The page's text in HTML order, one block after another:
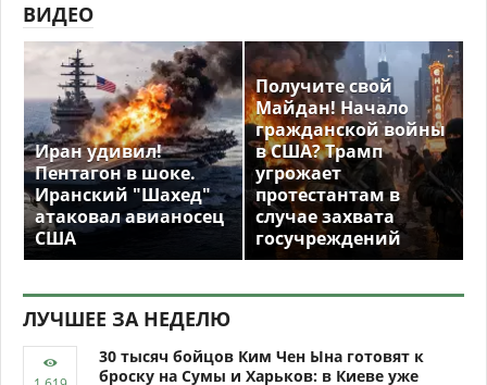
ВИДЕО
Иран удивил!
Пентагон в шоке.
Иранский "Шахед"
атаковал авианосец
США
Получите свой
Майдан! Начало
гражданской войны
в США? Трамп
угрожает
протестантам в
случае захвата
госучреждений
ЛУЧШЕЕ ЗА НЕДЕЛЮ
30 тысяч бойцов Ким Чен Ына готовят к
броску на Сумы и Харьков: в Киеве уже